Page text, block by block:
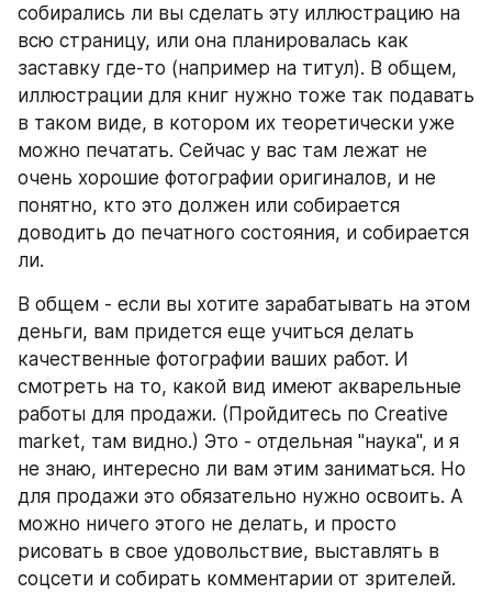
собирались ли вы сделать эту иллюстрацию на
всю страницу, или она планировалась как
заставку где-то (например на титул). В общем,
иллюстрации для книг нужно тоже так подавать
в таком виде, в котором их теоретически уже
можно печатать. Сейчас у вас там лежат не
очень хорошие фотографии оригиналов, и не
понятно, кто это должен или собирается
доводить до печатного состояния, и собирается
ли.
В общем - если вы хотите зарабатывать на этом
деньги, вам придется еще учиться делать
качественные фотографии ваших работ. И
смотреть на то, какой вид имеют акварельные
работы для продажи. (Пройдитесь по Creative
market, там видно.) Это - отдельная "наука", и я
не знаю, интересно ли вам этим заниматься. Но
для продажи это обязательно нужно освоить. А
можно ничего этого не делать, и просто
рисовать в свое удовольствие, выставлять в
соцсети и собирать комментарии от зрителей.